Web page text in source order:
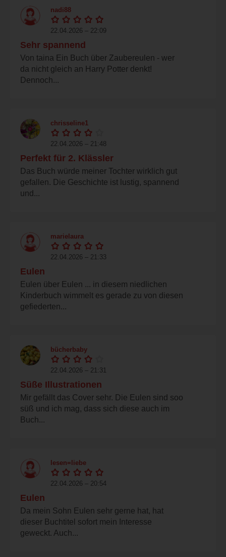
nadi88
22.04.2026 – 22:09
Sehr spannend
Von taina Ein Buch über Zaubereulen - wer
da nicht gleich an Harry Potter denkt!
Dennoch...
chrisseline1
22.04.2026 – 21:48
Perfekt für 2. Klässler
Das Buch würde meiner Tochter wirklich gut
gefallen. Die Geschichte ist lustig, spannend
und...
marielaura
22.04.2026 – 21:33
Eulen
Eulen über Eulen ... in diesem niedlichen
Kinderbuch wimmelt es gerade zu von diesen
gefiederten...
bücherbaby
22.04.2026 – 21:31
Süße Illustrationen
Mir gefällt das Cover sehr. Die Eulen sind soo
süß und ich mag, dass sich diese auch im
Buch...
lesen=liebe
22.04.2026 – 20:54
Eulen
Da mein Sohn Eulen sehr gerne hat, hat
dieser Buchtitel sofort mein Interesse
geweckt. Auch...